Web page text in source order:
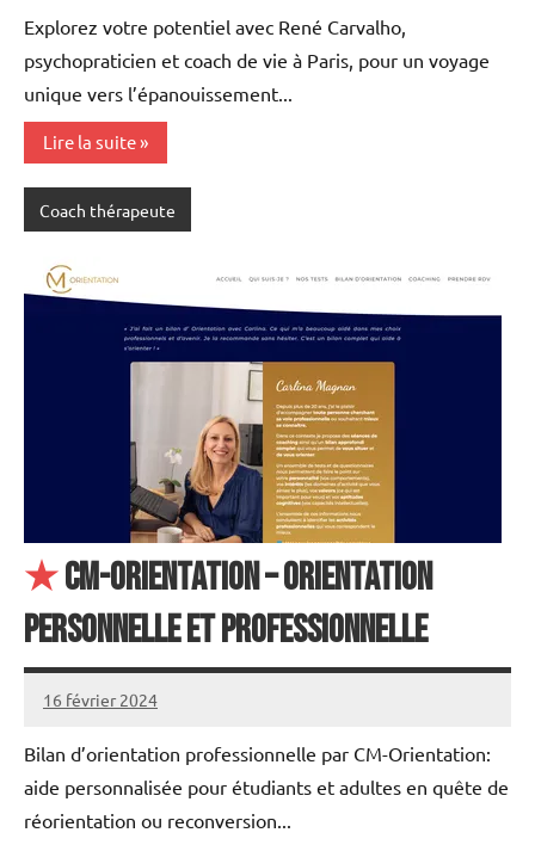
Explorez votre potentiel avec René Carvalho,
psychopraticien et coach de vie à Paris, pour un voyage
unique vers l’épanouissement...
Lire la suite
Coach thérapeute
★CM-Orientation – Orientation
personnelle et professionnelle
16 février 2024
annuairecoaching
Bilan d’orientation professionnelle par CM-Orientation:
aide personnalisée pour étudiants et adultes en quête de
réorientation ou reconversion...